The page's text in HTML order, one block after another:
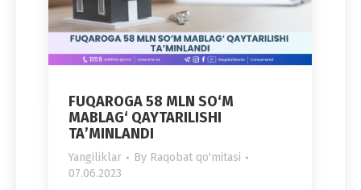
FUQAROGA 58 MLN SO‘M
MABLAG‘ QAYTARILISHI
TAʼMINLANDI
Yangiliklar By Raqobat qo'mitasi
07.06.2023